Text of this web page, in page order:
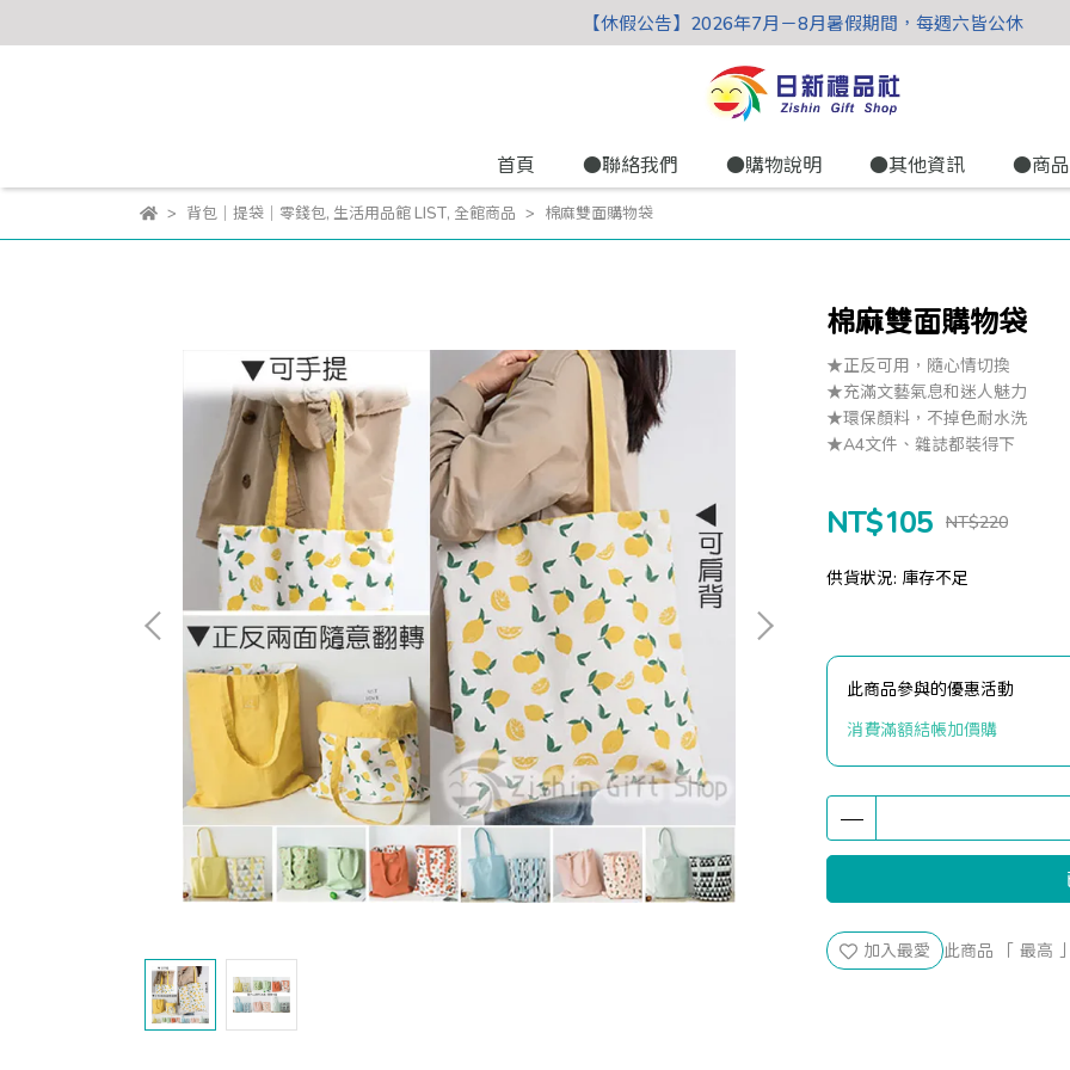
【休假公告】2026年7月－8月暑假期間，每週六皆公休
首頁 ●聯絡我們 ●購物說明 ●其他資訊 ●商
背包｜提袋｜零錢包, 生活用品館 LIST, 全館商品 棉麻雙面購物袋
棉麻雙面購物袋
★正反可用，隨心情切換
★充滿文藝氣息和迷人魅力
★環保顏料，不掉色耐水洗
★A4文件、雜誌都裝得下
NT$105 NT$220
供貨狀況: 庫存不足
此商品參與的優惠活動
消費滿額結帳加價購
加入最愛 此商品 「 最高